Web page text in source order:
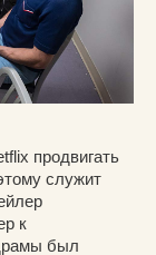
продвигать
служит
к
был